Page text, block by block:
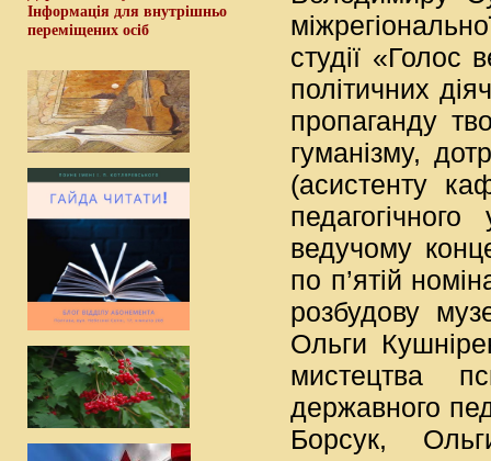
Інформація для внутрішньо
переміщених осіб
студії «Голос
політичних
пропаганду
гуманізму,
(асистенту
ведучому
по п’ятій
розбудову
Ольги
мистецтва
державного
Борсук,